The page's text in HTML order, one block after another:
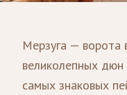
Мерзуга — ворота
великолепных
самых знаковых